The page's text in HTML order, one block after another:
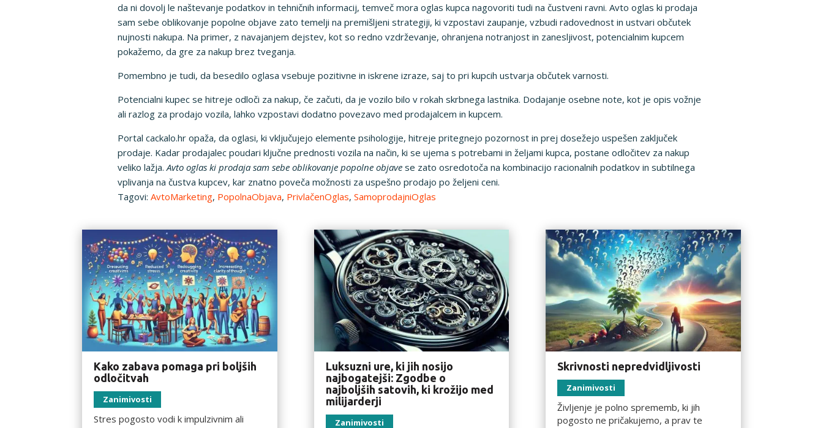
da ni dovolj le naštevanje podatkov in tehničnih informacij, temveč mora oglas kupca nagovoriti tudi na čustveni ravni. Avto oglas ki prodaja
sam sebe oblikovanje popolne objave zato temelji na premišljeni strategiji, ki vzpostavi zaupanje, vzbudi radovednost in ustvari občutek
nujnosti nakupa. Na primer, z navajanjem dejstev, kot so redno vzdrževanje, ohranjena notranjost in zanesljivost, potencialnim kupcem
pokažemo, da gre za nakup brez tveganja.
Pomembno je tudi, da besedilo oglasa vsebuje pozitivne in iskrene izraze, saj to pri kupcih ustvarja občutek varnosti.
Potencialni kupec se hitreje odloči za nakup, če začuti, da je vozilo bilo v rokah skrbnega lastnika. Dodajanje osebne note, kot je opis vožnje
ali razlog za prodajo vozila, lahko vzpostavi dodatno povezavo med prodajalcem in kupcem.
Portal cackalo.hr opaža, da oglasi, ki vključujejo elemente psihologije, hitreje pritegnejo pozornost in prej dosežejo uspešen zaključek
prodaje. Kadar prodajalec poudari ključne prednosti vozila na način, ki se ujema s potrebami in željami kupca, postane odločitev za nakup
veliko lažja. Avto oglas ki prodaja sam sebe oblikovanje popolne objave se zato osredotoča na kombinacijo racionalnih podatkov in subtilnega
vplivanja na čustva kupcev, kar znatno poveča možnosti za uspešno prodajo po željeni ceni.
Tagovi: AvtoMarketing, PopolnaObjava, PrivlačenOglas, SamoprodajniOglas
Kako zabava pomaga pri boljših
odločitvah
Zanimivosti
Stres pogosto vodi k impulzivnim ali
Luksuzni ure, ki jih nosijo
najbogatejši: Zgodbe o
najboljših satovih, ki krožijo med
milijarderji
Zanimivosti
Skrivnosti nepredvidljivosti
Zanimivosti
Življenje je polno sprememb, ki jih
pogosto ne pričakujemo, a prav te